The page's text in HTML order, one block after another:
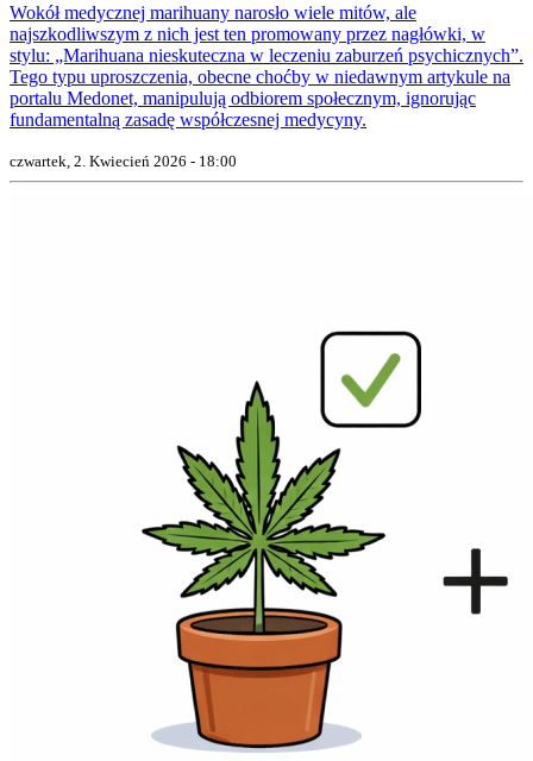
Wokół medycznej marihuany narosło wiele mitów, ale
najszkodliwszym z nich jest ten promowany przez nagłówki, w
stylu: „Marihuana nieskuteczna w leczeniu zaburzeń psychicznych”.
Tego typu uproszczenia, obecne choćby w niedawnym artykule na
portalu Medonet, manipulują odbiorem społecznym, ignorując
fundamentalną zasadę współczesnej medycyny.
czwartek, 2. Kwiecień 2026 - 18:00